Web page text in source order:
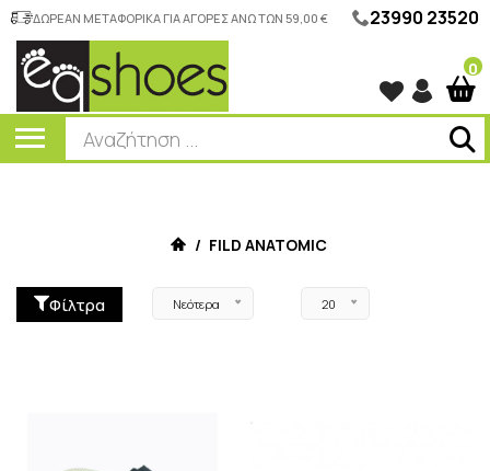
ΔΩΡΕΑΝ ΜΕΤΑΦΟΡΙΚΑ ΓΙΑ ΑΓΟΡΕΣ ΑΝΩ ΤΩΝ 59,00 € 23990 23520
0
/ FILD ANATOMIC
Φίλτρα Νεότερα 20